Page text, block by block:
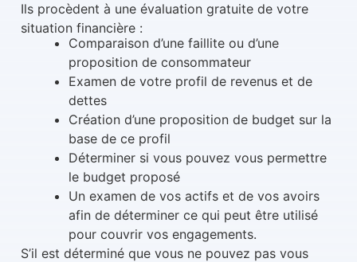
Ils procèdent à une évaluation gratuite de votre
situation financière :
Comparaison d’une faillite ou d’une
proposition de consommateur
Examen de votre profil de revenus et de
dettes
Création d’une proposition de budget sur la
base de ce profil
Déterminer si vous pouvez vous permettre
le budget proposé
Un examen de vos actifs et de vos avoirs
afin de déterminer ce qui peut être utilisé
pour couvrir vos engagements.
S’il est déterminé que vous ne pouvez pas vous